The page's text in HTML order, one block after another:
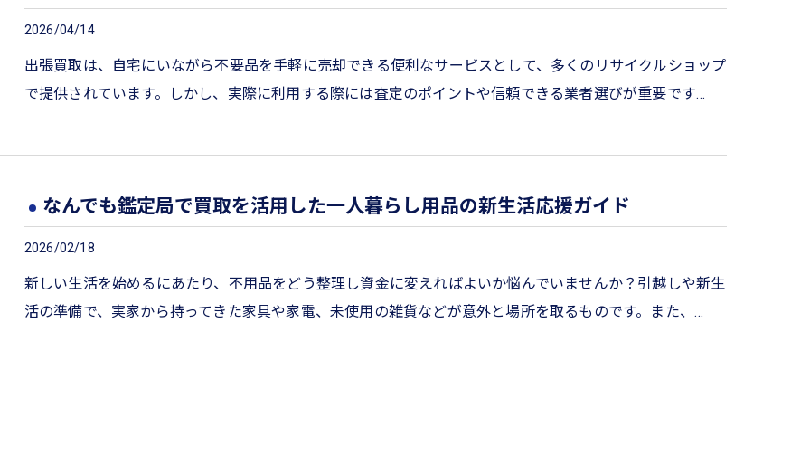
2026/04/14
出張買取は、自宅にいながら不要品を手軽に売却できる便利なサービスとして、多くのリサイクルショップ
で提供されています。しかし、実際に利用する際には査定のポイントや信頼できる業者選びが重要です…
なんでも鑑定局で買取を活用した一人暮らし用品の新生活応援ガイド
2026/02/18
新しい生活を始めるにあたり、不用品をどう整理し資金に変えればよいか悩んでいませんか？引越しや新生
活の準備で、実家から持ってきた家具や家電、未使用の雑貨などが意外と場所を取るものです。また、…